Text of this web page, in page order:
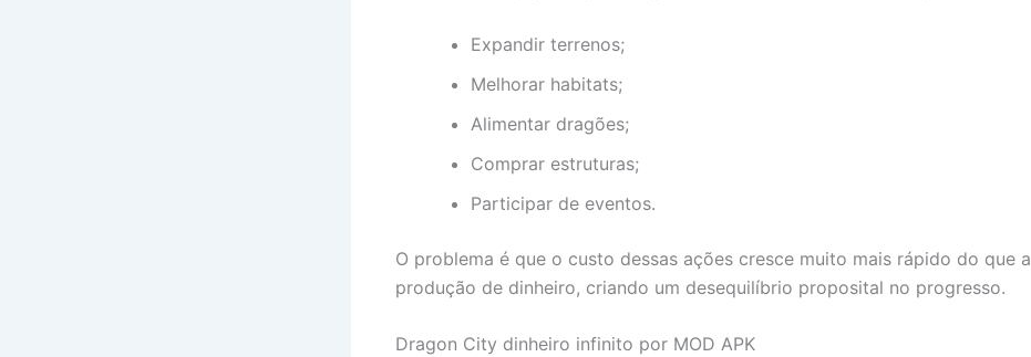
Expandir terrenos;
Melhorar habitats;
Alimentar dragões;
Comprar estruturas;
Participar de eventos.
O problema é que o custo dessas ações cresce muito mais rápido do que a
produção de dinheiro, criando um desequilíbrio proposital no progresso.
Dragon City dinheiro infinito por MOD APK